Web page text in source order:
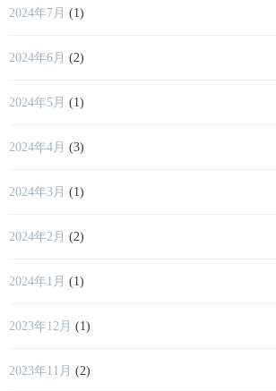
2024年7月 (1)
2024年6月 (2)
2024年5月 (1)
2024年4月 (3)
2024年3月 (1)
2024年2月 (2)
2024年1月 (1)
2023年12月 (1)
2023年11月 (2)